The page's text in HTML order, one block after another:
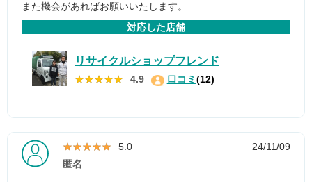
また機会があればお願いいたします。
対応した店舗
リサイクルショップフレンド
★★★★★
★★★★★ 4.9 口コミ(12)
★★★★★
★★★★★ 5.0
24/11/09
匿名